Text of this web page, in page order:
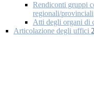
Rendiconti gruppi
regionali/provinciali
Atti degli organi di
Articolazione degli uffici 2